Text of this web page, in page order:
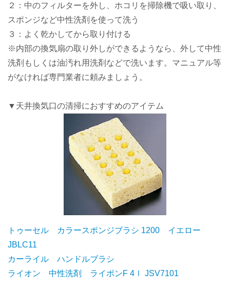
２：中のフィルターを外し、ホコリを掃除機で吸い取り、
スポンジなど中性洗剤を使って洗う
３：よく乾かしてから取り付ける
※内部の換気扇の取り外しができるようなら、外して中性
洗剤もしくは油汚れ用洗剤などで洗います。マニュアル等
がなければ専門業者に頼みましょう。
▼天井換気口の清掃におすすめのアイテム
トゥーセル カラースポンジブラシ 1200 イエロー
JBLC11
カーライル ハンドルブラシ
ライオン 中性洗剤 ライポンF 4ｌ JSV7101